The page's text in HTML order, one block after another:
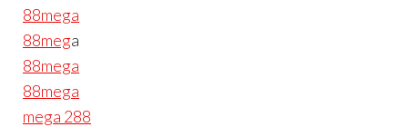
88mega
88mega
88mega
88mega
mega 288